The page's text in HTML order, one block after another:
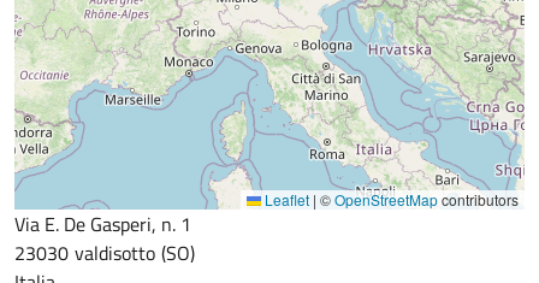
Leaflet | ©OpenStreetMapcontributors
Via E. De Gasperi, n. 1
23030 valdisotto SO